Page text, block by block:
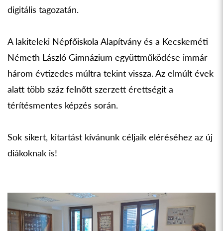
digitális tagozatán.
A lakiteleki Népfőiskola Alapítvány és a Kecskeméti
Németh László Gimnázium együttműködése immár
három évtizedes múltra tekint vissza. Az elmúlt évek
alatt több száz felnőtt szerzett érettségit a
térítésmentes képzés során.
Sok sikert, kitartást kívánunk céljaik eléréséhez az új
diákoknak is!
Previous